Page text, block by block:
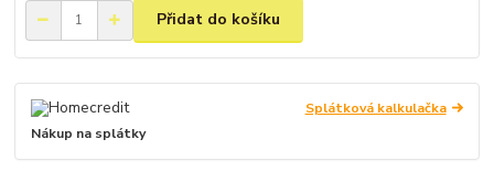
Přidat do košíku
Splátková kalkulačka
Nákup na splátky